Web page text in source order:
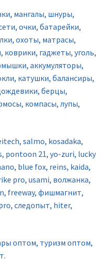
мангалы, шнуры,
очки, батарейки,
охоты, матрасы,
гаджеты, уголь,
аккумуляторы,
катушки, балансиры,
берцы,
компасы, лупы,
salmo, kosadaka,
pontoon 21, yo-zuri, lucky
blue fox, reins, kaida,
pro, usami, волжанка,
freeway, фишмагнит,
следопыт, hiter,
оптом, туризм оптом,